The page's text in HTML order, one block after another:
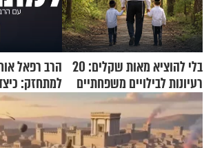
בלי להוציא מאות שקלים: 20
רעיונות לבילויים משפחתיים
כמעט בחינם
הרב רפאל
למתחזק:
שמונה